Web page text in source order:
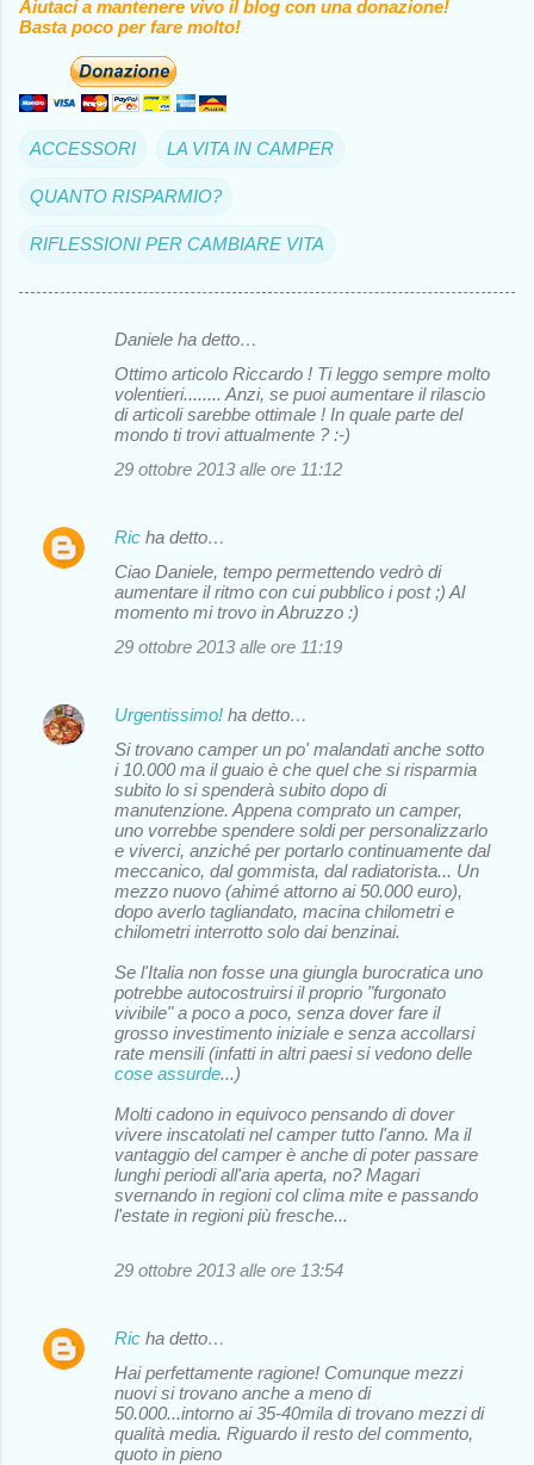
Aiutaci a mantenere vivo il blog con una donazione!
Basta poco per fare molto!
ACCESSORI LA VITA IN CAMPER
QUANTO RISPARMIO?
RIFLESSIONI PER CAMBIARE VITA
t
Daniele ha detto…
Ottimo articolo Riccardo ! Ti leggo sempre molto
volentieri........ Anzi, se puoi aumentare il rilascio
di articoli sarebbe ottimale ! In quale parte del
mondo ti trovi attualmente ? :-)
29 ottobre 2013 alle ore 11:12
Ric ha detto…
Ciao Daniele, tempo permettendo vedrò di
aumentare il ritmo con cui pubblico i post ;) Al
momento mi trovo in Abruzzo :)
29 ottobre 2013 alle ore 11:19
Urgentissimo! ha detto…
Si trovano camper un po' malandati anche sotto
i 10.000 ma il guaio è che quel che si risparmia
subito lo si spenderà subito dopo di
manutenzione. Appena comprato un camper,
uno vorrebbe spendere soldi per personalizzarlo
e viverci, anziché per portarlo continuamente dal
meccanico, dal gommista, dal radiatorista... Un
mezzo nuovo (ahimé attorno ai 50.000 euro),
dopo averlo tagliandato, macina chilometri e
chilometri interrotto solo dai benzinai.
Se l'Italia non fosse una giungla burocratica uno
potrebbe autocostruirsi il proprio "furgonato
vivibile" a poco a poco, senza dover fare il
grosso investimento iniziale e senza accollarsi
rate mensili (infatti in altri paesi si vedono delle
cose assurde...)
Molti cadono in equivoco pensando di dover
vivere inscatolati nel camper tutto l'anno. Ma il
vantaggio del camper è anche di poter passare
lunghi periodi all'aria aperta, no? Magari
svernando in regioni col clima mite e passando
l'estate in regioni più fresche...
29 ottobre 2013 alle ore 13:54
Ric ha detto…
Hai perfettamente ragione! Comunque mezzi
nuovi si trovano anche a meno di
50.000...intorno ai 35-40mila di trovano mezzi di
qualità media. Riguardo il resto del commento,
quoto in pieno